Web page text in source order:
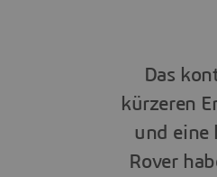
Das
kürzeren
und eine
Rover